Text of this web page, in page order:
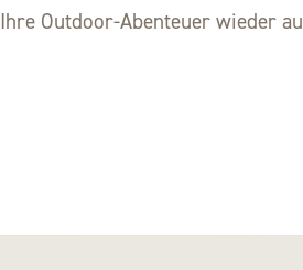
Ihre Outdoor-Abenteuer wieder